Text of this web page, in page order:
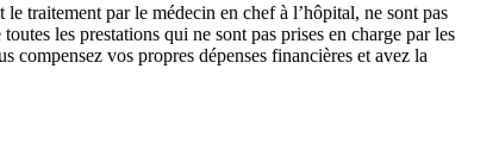
traitement par le médecin en chef à l’hôpital, ne sont pas
les prestations qui ne sont pas prises en charge par les
compensez vos propres dépenses financières et avez la